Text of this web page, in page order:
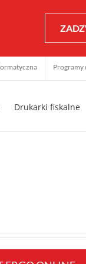
Programy
Drukarki fiskalne